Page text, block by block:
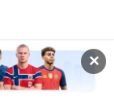
✕